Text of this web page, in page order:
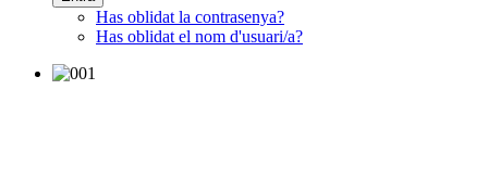
Has oblidat la contrasenya?
Has oblidat el nom d'usuari/a?